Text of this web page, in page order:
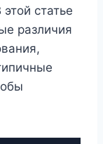
статье
различия